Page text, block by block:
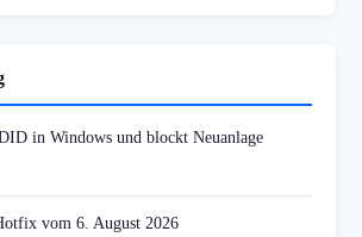
in Windows und blockt Neuanlage
vom 6. August 2026